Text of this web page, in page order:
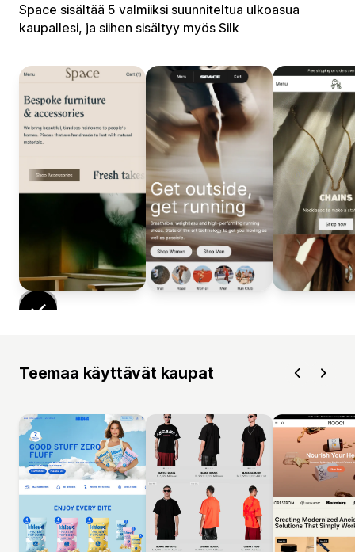
Space sisältää 5 valmiiksi suunniteltua ulkoasua
kaupallesi, ja siihen sisältyy myös Silk
Teemaa käyttävät kaupat